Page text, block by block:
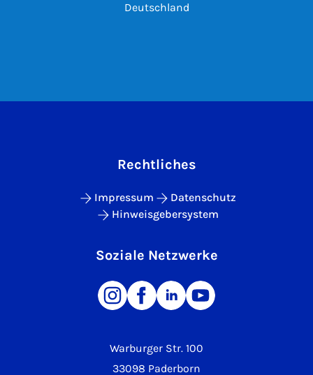
Deutschland
Warburger Str. 100
33098 Paderborn
Rechtliches
Impressum
Datenschutz
Hinweisgebersystem
Soziale Netzwerke